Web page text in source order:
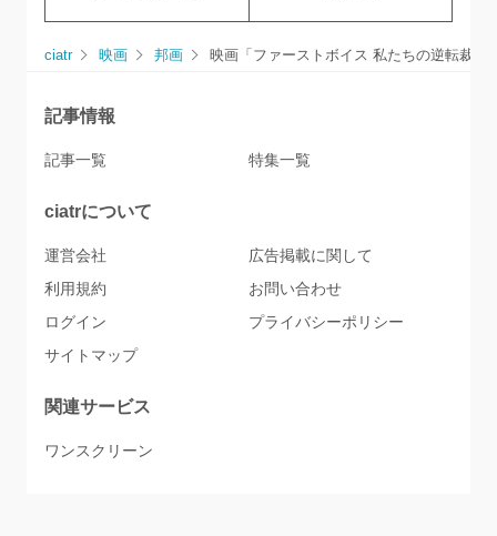
ciatr 映画 邦画 映画「ファーストボイス 私たちの逆転裁判
記事情報
記事一覧 特集一覧
ciatrについて
運営会社
広告掲載に関して
利用規約
お問い合わせ
ログイン
プライバシーポリシー
サイトマップ
関連サービス
ワンスクリーン